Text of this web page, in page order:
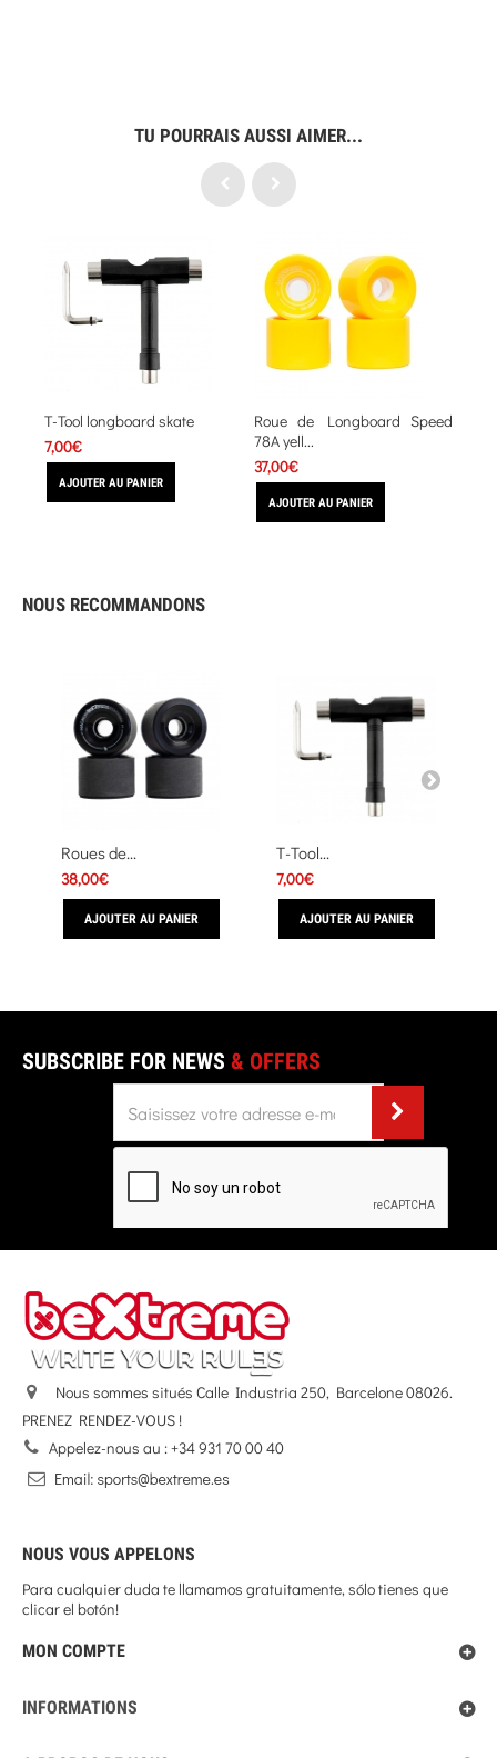
TU POURRAIS AUSSI AIMER...
T-Tool longboard skate
7,00€
AJOUTER AU PANIER
Roue de Longboard Speed
78A yell...
37,00€
AJOUTER AU PANIER
NOUS RECOMMANDONS
Roues de...
38,00€
AJOUTER AU PANIER
T-Tool...
7,00€
AJOUTER AU PANIER
SUBSCRIBE FOR NEWS & OFFERS
Nous sommes situés Calle Industria 250, Barcelone 08026.
PRENEZ RENDEZ-VOUS !
Appelez-nous au :+34 931 70 00 40
NOUS VOUS APPELONS
Para cualquier duda te llamamos gratuitamente, sólo tienes que
clicar el botón!
MON COMPTE
INFORMATIONS